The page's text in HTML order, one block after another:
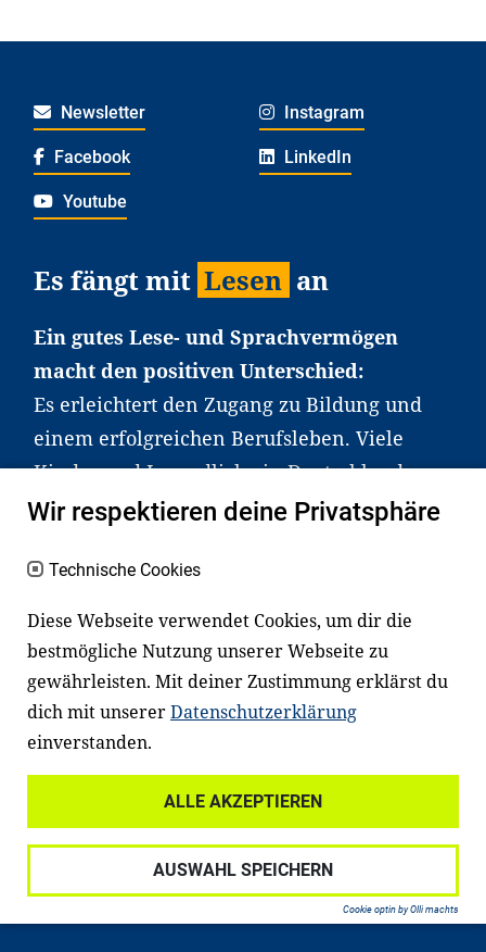
Newsletter Instagram
Facebook LinkedIn
Youtube
Es fängt mit Lesen an
Ein gutes Lese- und Sprachvermögen
macht den positiven Unterschied:
Es erleichtert den Zugang zu Bildung und
einem erfolgreichen Berufsleben. Viele
Kinder und Jugendliche in Deutschland
haben aber große Schwierigkeiten dabei.
an Familien sowie an Erzieher*innen,
Lehrer*innen und andere
Fachexpert*innen. Dafür arbeiten wir eng
mit Ministerien, wissenschaftlichen
Einrichtungen, Verbänden, Unternehmen
und anderen Stiftungen zusammen.
Datenschutz
Haftungsausschluss
Impressum
Wir respektieren deine Privatsphäre
Technische Cookies
Diese Webseite verwendet Cookies, um dir die
bestmögliche Nutzung unserer Webseite zu
gewährleisten. Mit deiner Zustimmung erklärst du
dich mit unsererDatenschutzerklärung
einverstanden.
ALLE AKZEPTIEREN
AUSWAHL SPEICHERN
Cookie optin by Olli machts